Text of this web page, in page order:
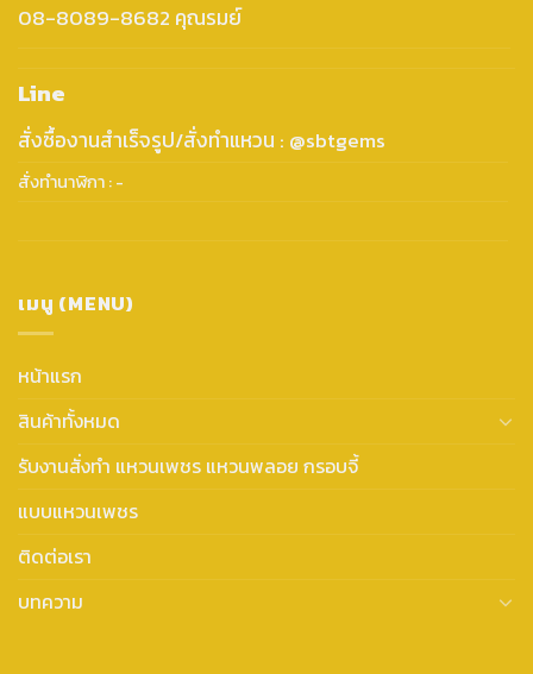
08-8089-8682 คุณรมย์
Line
สั่งซื้องานสำเร็จรูป/สั่งทำแหวน : @sbtgems
สั่งทำนาฬิกา : -
เมนู (MENU)
หน้าแรก
สินค้าทั้งหมด
รับงานสั่งทำ แหวนเพชร แหวนพลอย กรอบจี้
แบบแหวนเพชร
ติดต่อเรา
บทความ